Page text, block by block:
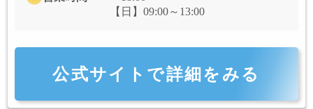
【日】09:00～13:00
公式サイトで詳細をみる